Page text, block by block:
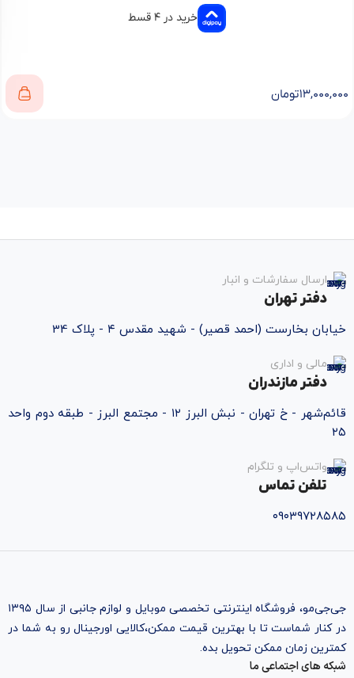
خرید در ۴ قسط
۱۳,۰۰۰,۰۰۰تومان
ارسال سفارشات و انبار
دفتر تهران
خیابان بخارست (احمد قصیر) - شهید مقدس ۴ - پلاک 34
مالی و اداری
دفتر مازندران
قائم‌شهر - خ تهران - نبش البرز ۱۲ - مجتمع البرز - طبقه دوم واحد
۲۵
واتس‌اپ و تلگرام
تلفن تماس
۰۹۰۳۹۷۲۸۵۸۵
جی‌جی‌مو، فروشگاه اینترنتی تخصصی موبایل و لوازم جانبی از سال ۱۳۹۵
در کنار شماست تا با بهترین قیمت ممکن،‌کالایی اورجینال رو به شما در
کمترین زمان ممکن تحویل بده.
شبکه های اجتماعی ما